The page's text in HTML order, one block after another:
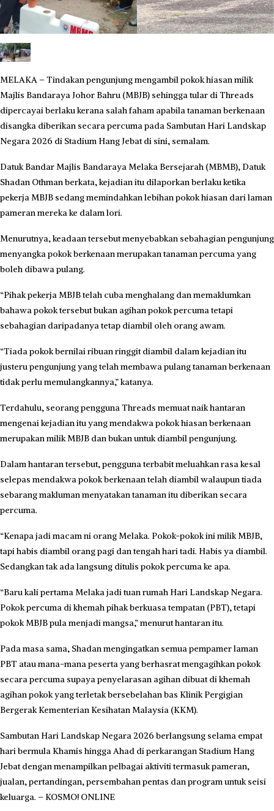
MELAKA – Tindakan pengunjung mengambil pokok hiasan milik
Majlis Bandaraya Johor Bahru (MBJB) sehingga tular di Threads
dipercayai berlaku kerana salah faham apabila tanaman berkenaan
disangka diberikan secara percuma pada Sambutan Hari Landskap
Negara 2026 di Stadium Hang Jebat di sini, semalam.
Datuk Bandar Majlis Bandaraya Melaka Bersejarah (MBMB), Datuk
Shadan Othman berkata, kejadian itu dilaporkan berlaku ketika
pekerja MBJB sedang memindahkan lebihan pokok hiasan dari laman
pameran mereka ke dalam lori.
Menurutnya, keadaan tersebut menyebabkan sebahagian pengunjung
menyangka pokok berkenaan merupakan tanaman percuma yang
boleh dibawa pulang.
“Pihak pekerja MBJB telah cuba menghalang dan memaklumkan
bahawa pokok tersebut bukan agihan pokok percuma tetapi
sebahagian daripadanya tetap diambil oleh orang awam.
“Tiada pokok bernilai ribuan ringgit diambil dalam kejadian itu
justeru pengunjung yang telah membawa pulang tanaman berkenaan
tidak perlu memulangkannya,” katanya.
Terdahulu, seorang pengguna Threads memuat naik hantaran
mengenai kejadian itu yang mendakwa pokok hiasan berkenaan
merupakan milik MBJB dan bukan untuk diambil pengunjung.
Dalam hantaran tersebut, pengguna terbabit meluahkan rasa kesal
selepas mendakwa pokok berkenaan telah diambil walaupun tiada
sebarang makluman menyatakan tanaman itu diberikan secara
percuma.
“Kenapa jadi macam ni orang Melaka. Pokok-pokok ini milik MBJB,
tapi habis diambil orang pagi dan tengah hari tadi. Habis ya diambil.
Sedangkan tak ada langsung ditulis pokok percuma ke apa.
“Baru kali pertama Melaka jadi tuan rumah Hari Landskap Negara.
Pokok percuma di khemah pihak berkuasa tempatan (PBT), tetapi
pokok MBJB pula menjadi mangsa,” menurut hantaran itu.
Pada masa sama, Shadan mengingatkan semua pempamer laman
PBT atau mana-mana peserta yang berhasrat mengagihkan pokok
secara percuma supaya penyelarasan agihan dibuat di khemah
agihan pokok yang terletak bersebelahan bas Klinik Pergigian
Bergerak Kementerian Kesihatan Malaysia (KKM).
Sambutan Hari Landskap Negara 2026 berlangsung selama empat
hari bermula Khamis hingga Ahad di perkarangan Stadium Hang
Jebat dengan menampilkan pelbagai aktiviti termasuk pameran,
jualan, pertandingan, persembahan pentas dan program untuk seisi
keluarga. – KOSMO! ONLINE